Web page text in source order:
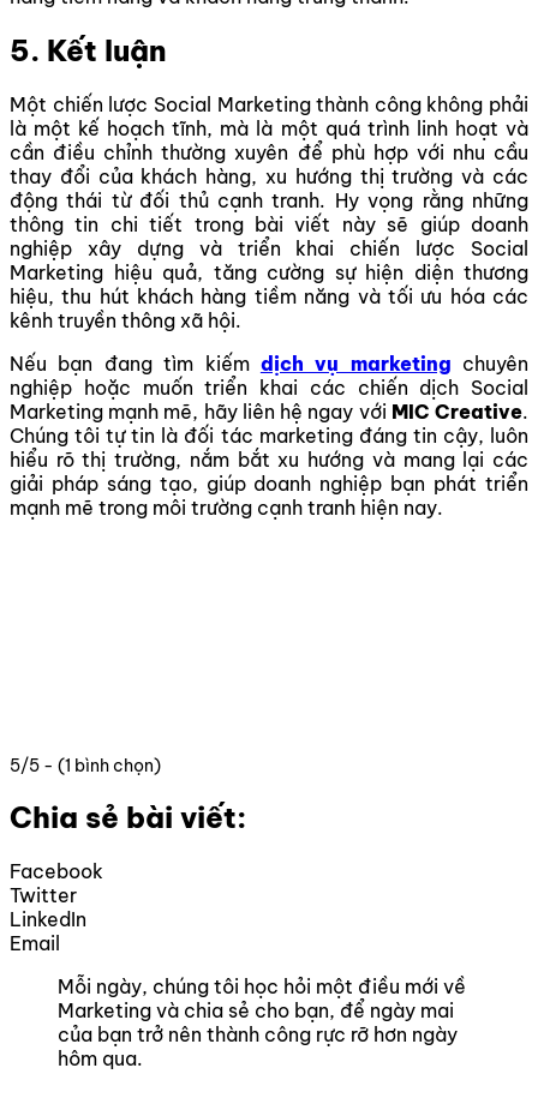
5. Kết luận
Một chiến lược Social Marketing thành công không phải
là một kế hoạch tĩnh, mà là một quá trình linh hoạt và
cần điều chỉnh thường xuyên để phù hợp với nhu cầu
thay đổi của khách hàng, xu hướng thị trường và các
động thái từ đối thủ cạnh tranh. Hy vọng rằng những
thông tin chi tiết trong bài viết này sẽ giúp doanh
nghiệp xây dựng và triển khai chiến lược Social
Marketing hiệu quả, tăng cường sự hiện diện thương
hiệu, thu hút khách hàng tiềm năng và tối ưu hóa các
kênh truyền thông xã hội.
Nếu bạn đang tìm kiếm dịch vụ marketing chuyên
nghiệp hoặc muốn triển khai các chiến dịch Social
Marketing mạnh mẽ, hãy liên hệ ngay với MIC Creative.
Chúng tôi tự tin là đối tác marketing đáng tin cậy, luôn
hiểu rõ thị trường, nắm bắt xu hướng và mang lại các
giải pháp sáng tạo, giúp doanh nghiệp bạn phát triển
mạnh mẽ trong môi trường cạnh tranh hiện nay.
5/5 - (1 bình chọn)
Chia sẻ bài viết:
Facebook
Twitter
LinkedIn
Email
Mỗi ngày, chúng tôi học hỏi một điều mới về
Marketing và chia sẻ cho bạn, để ngày mai
của bạn trở nên thành công rực rỡ hơn ngày
hôm qua.